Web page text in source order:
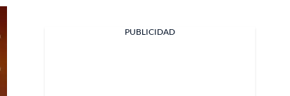
PUBLICIDAD